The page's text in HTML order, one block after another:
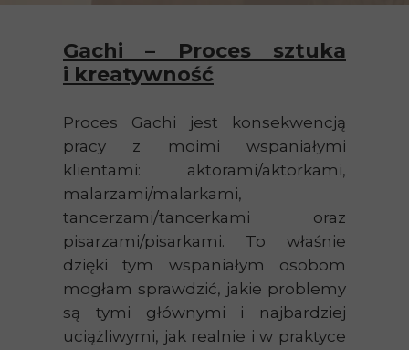
Gachi – Proces sztuka
i kreatywność
Proces Gachi jest konsekwencją
pracy z moimi wspaniałymi
klientami: aktorami/aktorkami,
malarzami/malarkami,
tancerzami/tancerkami oraz
pisarzami/pisarkami. To właśnie
dzięki tym wspaniałym osobom
mogłam sprawdzić, jakie problemy
są tymi głównymi i najbardziej
uciążliwymi, jak realnie i w praktyce